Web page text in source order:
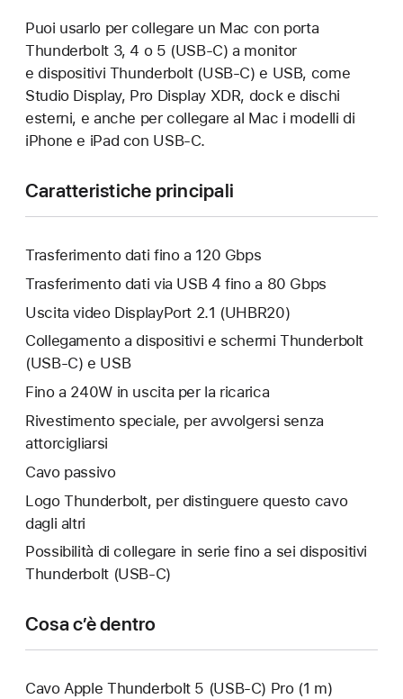
Puoi usarlo per collegare un Mac con porta
Thunderbolt 3, 4 o 5 (USB‑C) a monitor
e dispositivi Thunderbolt (USB‑C) e USB, come
Studio Display, Pro Display XDR, dock e dischi
esterni, e anche per collegare al Mac i modelli di
iPhone e iPad con USB‑C.
Caratteristiche principali
Trasferimento dati fino a 120 Gbps
Trasferimento dati via USB 4 fino a 80 Gbps
Uscita video DisplayPort 2.1 (UHBR20)
Collegamento a dispositivi e schermi Thunderbolt
(USB‑C) e USB
Fino a 240W in uscita per la ricarica
Rivestimento speciale, per avvolgersi senza
attorcigliarsi
Cavo passivo
Logo Thunderbolt, per distinguere questo cavo
dagli altri
Possibilità di collegare in serie fino a sei dispositivi
Thunderbolt (USB‑C)
Cosa c’è dentro
Cavo Apple Thunderbolt 5 (USB‑C) Pro (1 m)